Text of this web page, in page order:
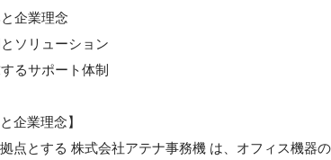
企業理念
ソリューション
るサポート体制
企業理念】
点とする 株式会社アテナ事務機 は、オフィス機器